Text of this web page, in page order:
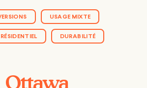
USAGE MIXTE
DURABILITÉ
Ottawa